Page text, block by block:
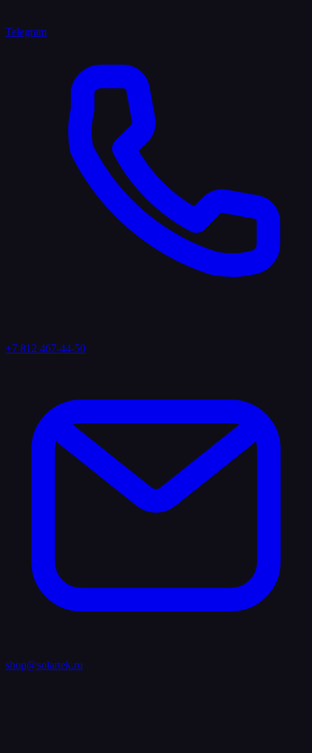
Telegram
+7 812 467-44-50
shop@solartek.ru